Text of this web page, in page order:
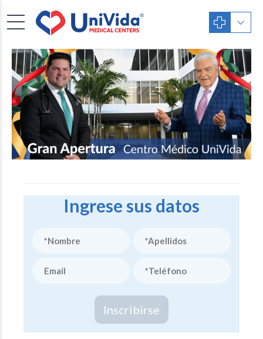
Ingrese sus datos
Inscribirse